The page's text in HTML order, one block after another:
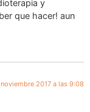
y
que hacer! aun
2017 a las 9:08